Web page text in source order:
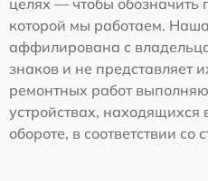
которой мы работаем.
аффилирована с
знаков и не представляет
ремонтных работ
устройствах,
обороте, в соответствии со